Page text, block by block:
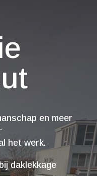
en meer
het werk.
daklekkage